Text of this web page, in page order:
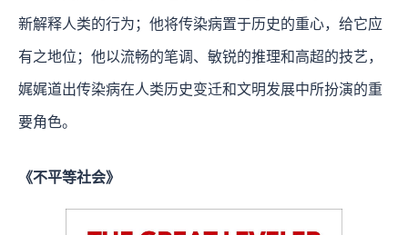
新解释人类的行为；他将传染病置于历史的重心，给它应
有之地位；他以流畅的笔调、敏锐的推理和高超的技艺，
娓娓道出传染病在人类历史变迁和文明发展中所扮演的重
要角色。
《不平等社会》